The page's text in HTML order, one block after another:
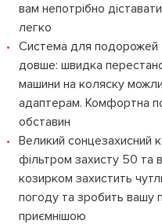
вам непотрібно
легко
Система для подорожей
довше: швидка
машини на коляску
адаптерам. Комфортна
обставин
Великий сонцезахисний
фільтром захисту 50 та
козирком захистить
погоду та зробить вашу
приємнішою